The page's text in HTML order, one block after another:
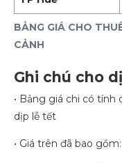
BẢNG GIÁ CHO
CẢNH
Ghi chú cho
• Bảng giá chi có tính
dịp lễ tết
• Giá trên đã bao